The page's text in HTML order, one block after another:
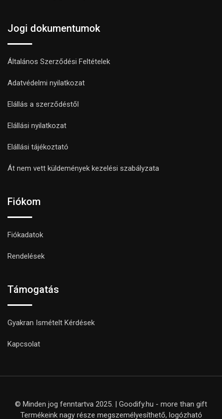
Jogi dokumentumok
Általános Szerződési Feltételek
Adatvédelmi nyilatkozat
Elállás a szerződéstől
Elállási nyilatkozat
Elállási tájékoztató
Át nem vett küldemények kezelési szabályzata
Fiókom
Fiókadatok
Rendelések
Támogatás
Gyakran Ismételt Kérdések
Kapcsolat
© Minden jog fenntartva 2025. | Goodify.hu - more than gift
Termékeink nagy része megszemélyesíthető, logózható